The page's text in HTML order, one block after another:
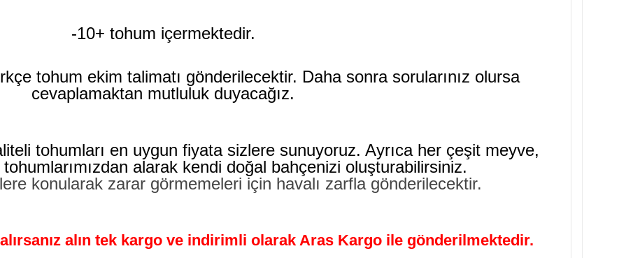
-10+ tohum içermektedir.
tohum ekim talimatı gönderilecektir. Daha sonra sorularınız olursa
cevaplamaktan mutluluk duyacağız.
tohumları en uygun fiyata sizlere sunuyoruz. Ayrıca her çeşit meyve,
alarak kendi doğal bahçenizi oluşturabilirsiniz.
konularak zarar görmemeleri için havalı zarfla gönderilecektir.
alın tek kargo ve indirimli olarak Aras Kargo ile gönderilmektedir.